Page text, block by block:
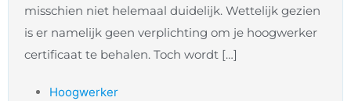
misschien niet helemaal duidelijk. Wettelijk gezien
is er namelijk geen verplichting om je hoogwerker
certificaat te behalen. Toch wordt […]
Hoogwerker